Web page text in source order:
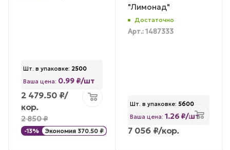
Шт. в упаковке: 2500
Ваша цена: 0.99 ₽/шт
2 479.50 ₽/
кор.
2 850₽
-13% Экономия 370.50 ₽
"Лимонад"
Достаточно
Арт.: 1487333
Шт. в упаковке: 5600
Ваша цена: 1.26 ₽/шт
7 056 ₽/кор.